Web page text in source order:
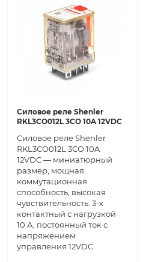
Силовое реле Shenler
RKL3CO012L 3CO 10A 12VDC
Силовое реле Shenler
RKL3CO012L 3CO 10A
12VDC — миниатюрный
размер, мощная
коммутационная
способность, высокая
чувствительность. 3-х
контактный с нагрузкой
10 А, постоянный ток с
напряжением
управления 12VDC.